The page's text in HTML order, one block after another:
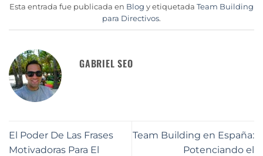
Esta entrada fue publicada en Blog y etiquetada Team Building
para Directivos.
GABRIEL SEO
El Poder De Las Frases
Motivadoras Para El
Team Building en España:
Potenciando el